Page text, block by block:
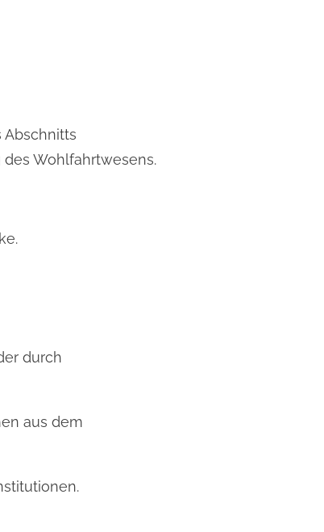
des Wohlfahrtwesens.
durch
aus dem